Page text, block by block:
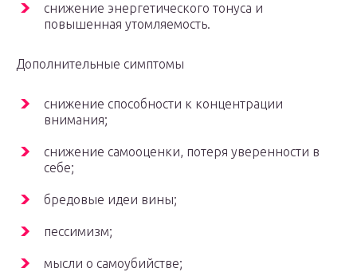
снижение энергетического тонуса и
повышенная утомляемость.
Дополнительные симптомы
снижение способности к концентрации
внимания;
снижение самооценки, потеря уверенности в
себе;
бредовые идеи вины;
пессимизм;
мысли о самоубийстве;